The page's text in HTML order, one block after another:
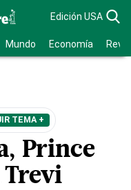
Edición USA
Mundo Economía
TEMA +
Prince
Trevi